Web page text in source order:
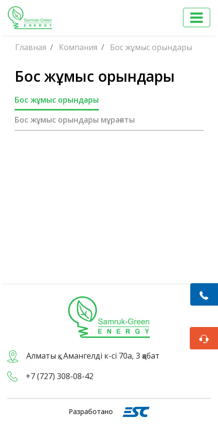
Главная Компания Бос жұмыс орындары
Бос жұмыс орындары
Бос жұмыс орындары
Бос жұмыс орындары мұрағаты
Алматы қ., Амангелді к-сі 70а, 3 қабат
+7 (727) 308-08-42
Разработано